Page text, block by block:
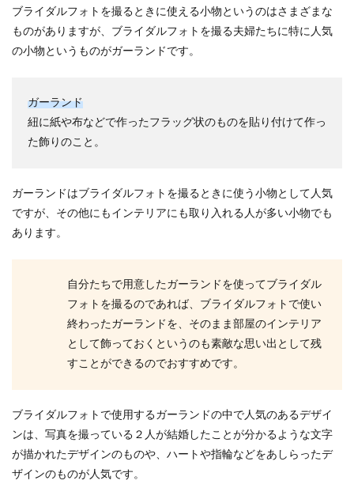
ブライダルフォトを撮るときに使える小物というのはさまざまな
ものがありますが、ブライダルフォトを撮る夫婦たちに特に人気
の小物というものがガーランドです。
ガーランド
紐に紙や布などで作ったフラッグ状のものを貼り付けて作っ
た飾りのこと。
ガーランドはブライダルフォトを撮るときに使う小物として人気
ですが、その他にもインテリアにも取り入れる人が多い小物でも
あります。
自分たちで用意したガーランドを使ってブライダル
フォトを撮るのであれば、ブライダルフォトで使い
終わったガーランドを、そのまま部屋のインテリア
として飾っておくというのも素敵な思い出として残
すことができるのでおすすめです。
ブライダルフォトで使用するガーランドの中で人気のあるデザイ
ンは、写真を撮っている２人が結婚したことが分かるような文字
が描かれたデザインのものや、ハートや指輪などをあしらったデ
ザインのものが人気です。